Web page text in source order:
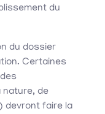
du
du dossier
Certaines
nature, de
devront faire la